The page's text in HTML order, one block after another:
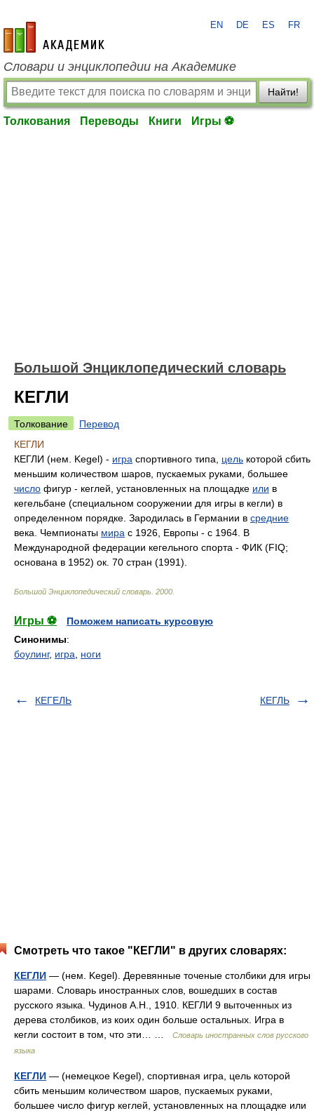
academic.ru
EN DE ES FR
Словари и энциклопедии на Академике
Найти!
Толкования Переводы Книги Игры ⚽
Большой Энциклопедический словарь
КЕГЛИ
Толкование
Перевод
КЕГЛИ
КЕГЛИ (нем. Kegel) - игра спортивного типа, цель которой сбить
меньшим количеством шаров, пускаемых руками, большее
число фигур - кеглей, установленных на площадке или в
кегельбане (специальном сооружении для игры в кегли) в
определенном порядке. Зародилась в Германии в средние
века. Чемпионаты мира с 1926, Европы - с 1964. В
Международной федерации кегельного спорта - ФИК (FIQ;
основана в 1952) ок. 70 стран (1991).
Большой Энциклопедический словарь 2000
Игры ⚽
Поможем написать курсовую
Синонимы:
боулинг, игра ноги
КЕГЕЛЬ КЕГЛЬ
Смотреть что такое "КЕГЛИ" в других словарях:
КЕГЛИ — (нем. Kegel). Деревянные точеные столбики для игры
шарами. Словарь иностранных слов, вошедших в состав
русского языка. Чудинов А.Н., 1910. КЕГЛИ 9 выточенных из
дерева столбиков, из коих один больше остальных. Игра в
кегли состоит в том, что эти… …
Словарь иностранных слов русского
языка
КЕГЛИ — (немецкое Kegel), спортивная игра, цель которой
сбить меньшим количеством шаров, пускаемых руками,
большее число фигур кеглей, установленных на площадке или